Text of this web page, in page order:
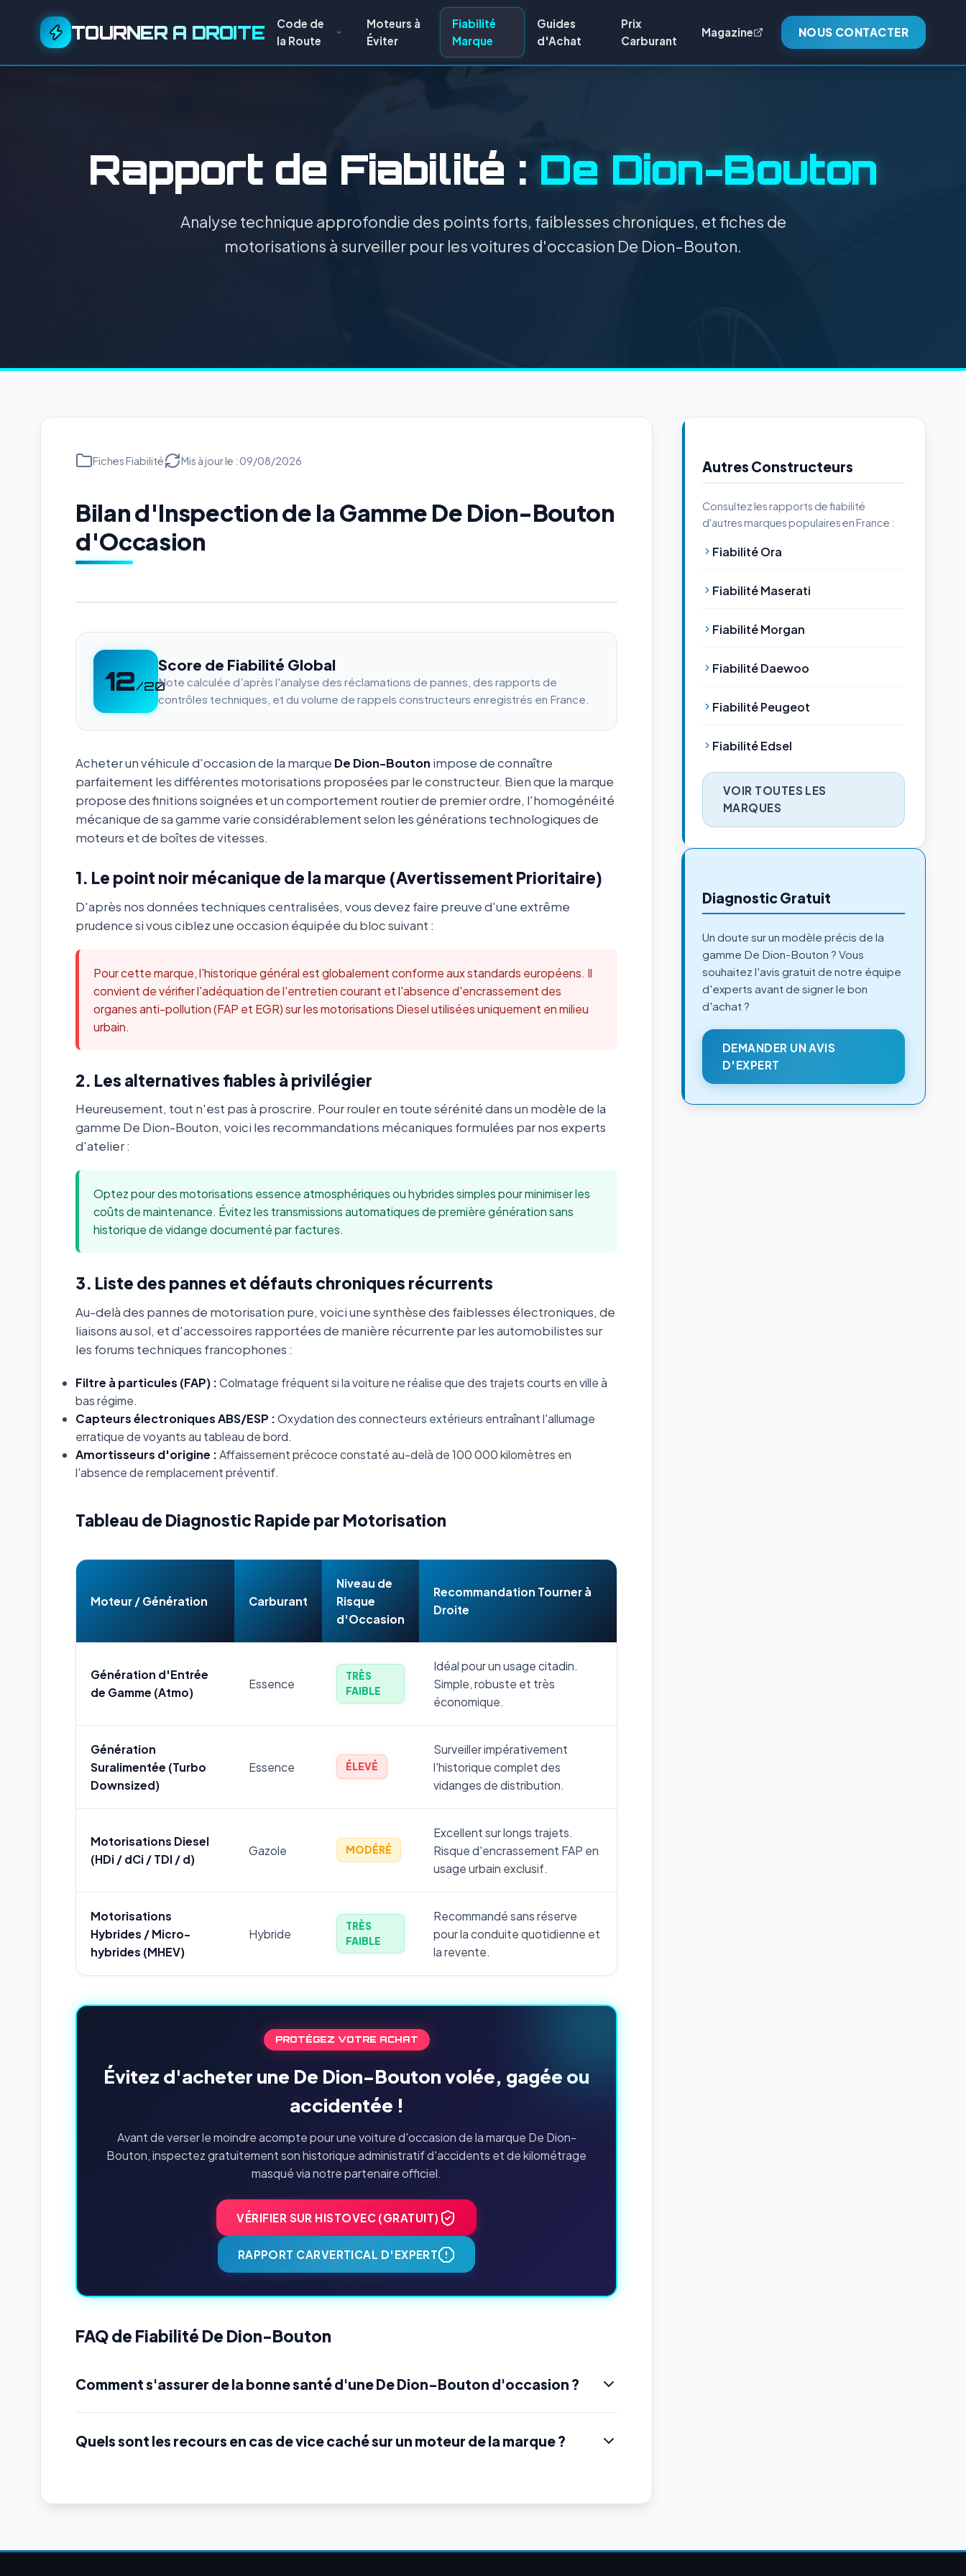
TOURNER A DROITE
Code de
la Route
Moteurs à
Éviter
Fiabilité
Marque
Guides
d'Achat
Prix
Carburant
Magazine NOUS CONTACTER
Rapport de Fiabilité : De Dion-Bouton
Analyse technique approfondie des points forts, faiblesses chroniques, et fiches de
motorisations à surveiller pour les voitures d'occasion De Dion-Bouton.
Fiches Fiabilité Mis à jour le : 09/08/2026
Bilan d'Inspection de la Gamme De Dion-Bouton
d'Occasion
12/20
Score de Fiabilité Global
Note calculée d'après l'analyse des réclamations de pannes, des rapports de
contrôles techniques, et du volume de rappels constructeurs enregistrés en France.
Acheter un véhicule d'occasion de la marque De Dion-Bouton impose de connaître
parfaitement les différentes motorisations proposées par le constructeur. Bien que la marque
propose des finitions soignées et un comportement routier de premier ordre, l'homogénéité
mécanique de sa gamme varie considérablement selon les générations technologiques de
moteurs et de boîtes de vitesses.
1. Le point noir mécanique de la marque (Avertissement Prioritaire)
D'après nos données techniques centralisées, vous devez faire preuve d'une extrême
prudence si vous ciblez une occasion équipée du bloc suivant :
Pour cette marque, l'historique général est globalement conforme aux standards européens. Il
convient de vérifier l'adéquation de l'entretien courant et l'absence d'encrassement des
organes anti-pollution (FAP et EGR) sur les motorisations Diesel utilisées uniquement en milieu
urbain.
2. Les alternatives fiables à privilégier
Heureusement, tout n'est pas à proscrire. Pour rouler en toute sérénité dans un modèle de la
gamme De Dion-Bouton, voici les recommandations mécaniques formulées par nos experts
d'atelier :
Optez pour des motorisations essence atmosphériques ou hybrides simples pour minimiser les
coûts de maintenance. Évitez les transmissions automatiques de première génération sans
historique de vidange documenté par factures.
3. Liste des pannes et défauts chroniques récurrents
Au-delà des pannes de motorisation pure, voici une synthèse des faiblesses électroniques, de
liaisons au sol, et d'accessoires rapportées de manière récurrente par les automobilistes sur
les forums techniques francophones :
Filtre à particules (FAP) :Colmatage fréquent si la voiture ne réalise que des trajets courts en ville à
bas régime.
Capteurs électroniques ABS/ESP :Oxydation des connecteurs extérieurs entraînant l'allumage
erratique de voyants au tableau de bord.
Amortisseurs d'origine :Affaissement précoce constaté au-delà de 100 000 kilomètres en
l'absence de remplacement préventif.
Tableau de Diagnostic Rapide par Motorisation
Moteur / Génération Carburant
Niveau de
Risque
d'Occasion
Recommandation Tourner à
Droite
Génération d'Entrée
de Gamme (Atmo)
Essence
TRÈS
FAIBLE
Idéal pour un usage citadin.
Simple, robuste et très
économique.
Génération
Suralimentée (Turbo
Downsized)
Essence ÉLEVÉ
Surveiller impérativement
l'historique complet des
vidanges de distribution.
Motorisations Diesel
(HDi / dCi / TDI / d)
Gazole MODÉRÉ
Excellent sur longs trajets.
Risque d'encrassement FAP en
usage urbain exclusif.
Motorisations
Hybrides / Micro-
hybrides (MHEV)
Hybride
TRÈS
FAIBLE
Recommandé sans réserve
pour la conduite quotidienne et
la revente.
PROTÉGEZ VOTRE ACHAT
Évitez d'acheter une De Dion-Bouton volée, gagée ou
accidentée !
Avant de verser le moindre acompte pour une voiture d'occasion de la marque De Dion-
Bouton, inspectez gratuitement son historique administratif d'accidents et de kilométrage
masqué via notre partenaire officiel.
VÉRIFIER SUR HISTOVEC (GRATUIT)
RAPPORT CARVERTICAL D'EXPERT
FAQ de Fiabilité De Dion-Bouton
Comment s'assurer de la bonne santé d'une De Dion-Bouton d'occasion ?
Quels sont les recours en cas de vice caché sur un moteur de la marque ?
Autres Constructeurs
Consultez les rapports de fiabilité
d'autres marques populaires en France :
Fiabilité Ora
Fiabilité Maserati
Fiabilité Morgan
Fiabilité Daewoo
Fiabilité Peugeot
Fiabilité Edsel
VOIR TOUTES LES
MARQUES
Diagnostic Gratuit
Un doute sur un modèle précis de la
gamme De Dion-Bouton ? Vous
souhaitez l'avis gratuit de notre équipe
d'experts avant de signer le bon
d'achat ?
DEMANDER UN AVIS
D'EXPERT